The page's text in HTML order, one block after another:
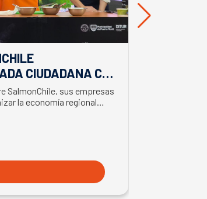
CIUDADANA CON
DE ECONOMÍA
SalmonChile, sus empresas
la economía regional